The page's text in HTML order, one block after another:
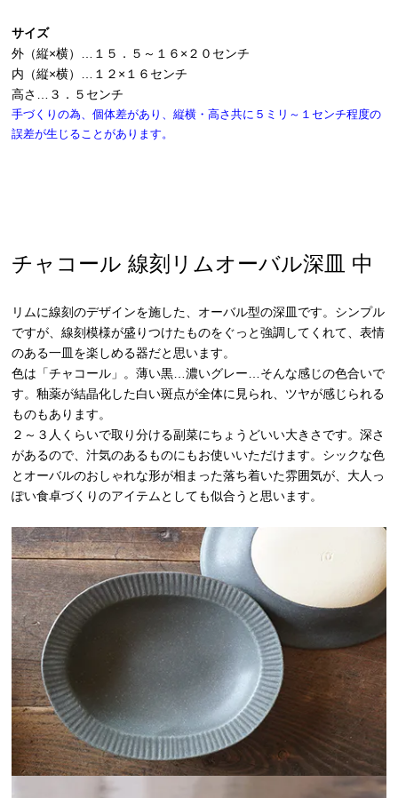
サイズ
外（縦×横）…１５．５～１６×２０センチ
内（縦×横）…１２×１６センチ
高さ…３．５センチ
手づくりの為、個体差があり、縦横・高さ共に５ミリ～１センチ程度の
誤差が生じることがあります。
チャコール 線刻リムオーバル深皿 中
リムに線刻のデザインを施した、オーバル型の深皿です。シンプル
ですが、線刻模様が盛りつけたものをぐっと強調してくれて、表情
のある一皿を楽しめる器だと思います。
色は「チャコール」。薄い黒…濃いグレー…そんな感じの色合いで
す。釉薬が結晶化した白い斑点が全体に見られ、ツヤが感じられる
ものもあります。
２～３人くらいで取り分ける副菜にちょうどいい大きさです。深さ
があるので、汁気のあるものにもお使いいただけます。シックな色
とオーバルのおしゃれな形が相まった落ち着いた雰囲気が、大人っ
ぽい食卓づくりのアイテムとしても似合うと思います。